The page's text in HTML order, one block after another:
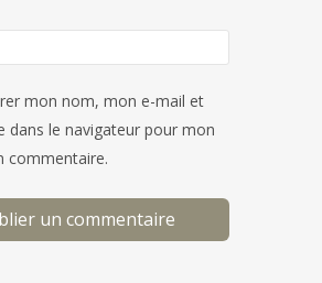
mon nom, mon e-mail et
dans le navigateur pour mon
commentaire.